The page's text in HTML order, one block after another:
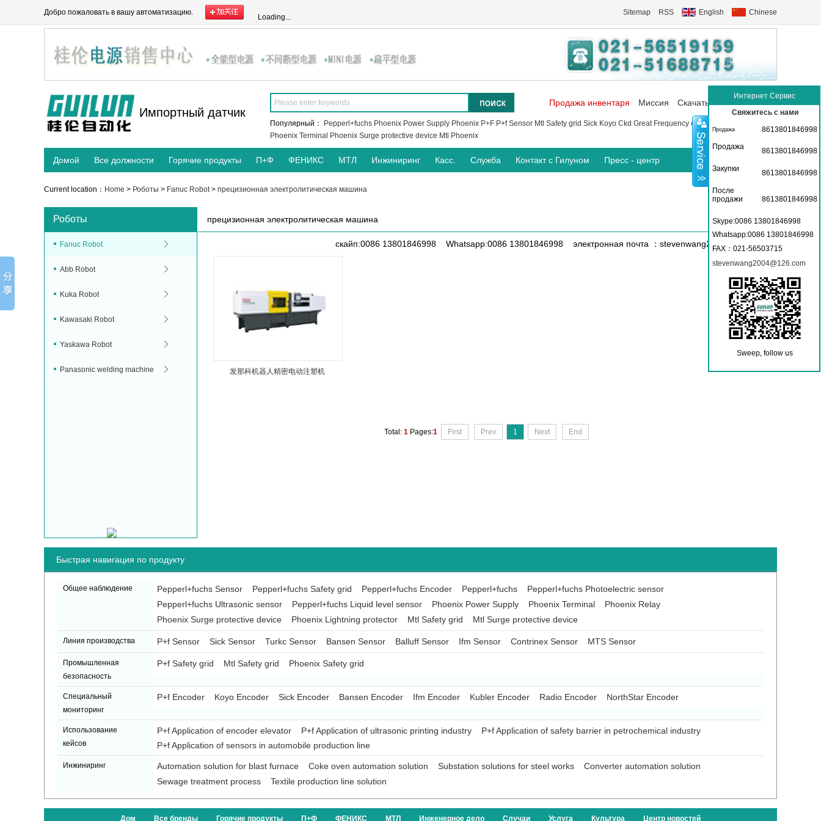
Добро пожаловать в вашу автоматизацию.
Loading...
Sitemap RSS English Chinese
Импортный датчик
Продажа инвентаря Миссия Скачать Коммуникация
Популярный： Pepperl+fuchs Phoenix Power Supply Phoenix P+F P+f Sensor Mtl Safety grid Sick Koyo Ckd Great Frequency converter
Phoenix Terminal Phoenix Surge protective device Mtl Phoenix
Домой Все должности Горячие продукты П+Ф ФЕНИКС МТЛ Инжиниринг Касс. Служба Контакт с Гилуном Пресс - центр
Current location： Home > Роботы > Fanuc Robot> прецизионная электролитическая машина
Роботы
Fanuc Robot
Abb Robot
Kuka Robot
Kawasaki Robot
Yaskawa Robot
Panasonic welding machine
прецизионная электролитическая машина
скайп:0086 13801846998 Whatsapp:0086 13801846998 электронная почта ：stevenwang2004@126.com
发那科机器人精密电动注塑机
Total: 1 Pages:1 First Prev 1 Next End
Быстрая навигация по продукту
Общее наблюдение Pepperl+fuchs Sensor Pepperl+fuchs Safety grid Pepperl+fuchs Encoder Pepperl+fuchs
Pepperl+fuchs Photoelectric sensor
Pepperl+fuchs Ultrasonic sensor
Pepperl+fuchs Liquid level sensor Phoenix Power Supply Phoenix Terminal
Phoenix Relay
Phoenix Surge protective device
Phoenix Lightning protector Mtl Safety grid Mtl Surge protective device
Линия производства P+f Sensor Sick Sensor Turkc Sensor Bansen Sensor Balluff Sensor Ifm Sensor Contrinex Sensor MTS Sensor
Промышленная
безопасность
P+f Safety grid Mtl Safety grid Phoenix Safety grid
Специальный
мониторинг
P+f Encoder Koyo Encoder Sick Encoder Bansen Encoder Ifm Encoder Kubler Encoder Radio Encoder NorthStar Encoder
Использование
кейсов
P+f Application of encoder elevator P+f Application of ultrasonic printing industry
P+f Application of safety barrier in petrochemical industry
P+f Application of sensors in automobile production line
Инжиниринг Automation solution for blast furnace Coke oven automation solution Substation solutions for steel works
Converter automation solution
Sewage treatment process
Textile production line solution
Дом Все бренды Горячие продукты П+Ф ФЕНИКС МТЛ Инженерное дело Случаи Услуга Культура Центр новостей
Интернет Сервис
Свяжитесь с нами
Продажа
8613801846998
Продажа
8613801846998
Закупки 8613801846998
После
продажи
8613801846998
Skype:0086 13801846998
Whatsapp:0086 13801846998
FAX ：021-56503715
stevenwang2004@126.com
Sweep, follow us